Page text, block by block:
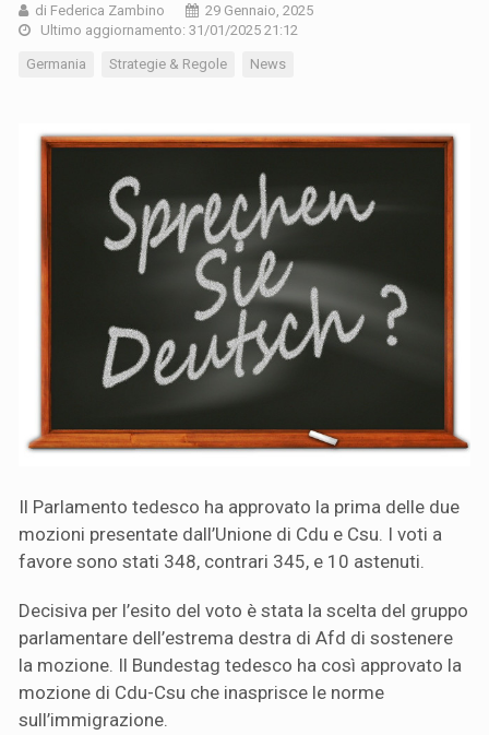
di Federica Zambino
29 Gennaio, 2025
Ultimo aggiornamento: 31/01/2025 21:12
Germania Strategie & Regole News
Il Parlamento tedesco ha approvato la prima delle due
mozioni presentate dall’Unione di Cdu e Csu. I voti a
favore sono stati 348, contrari 345, e 10 astenuti.
Decisiva per l’esito del voto è stata la scelta del gruppo
parlamentare dell’estrema destra di Afd di sostenere
la mozione. Il Bundestag tedesco ha così approvato la
mozione di Cdu-Csu che inasprisce le norme
sull’immigrazione.